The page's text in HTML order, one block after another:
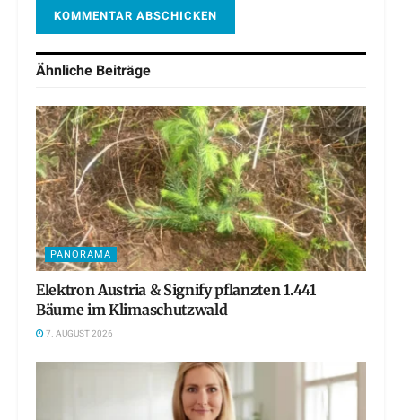
Ähnliche Beiträge
PANORAMA
Elektron Austria & Signify pflanzten 1.441
Bäume im Klimaschutzwald
7. AUGUST 2026